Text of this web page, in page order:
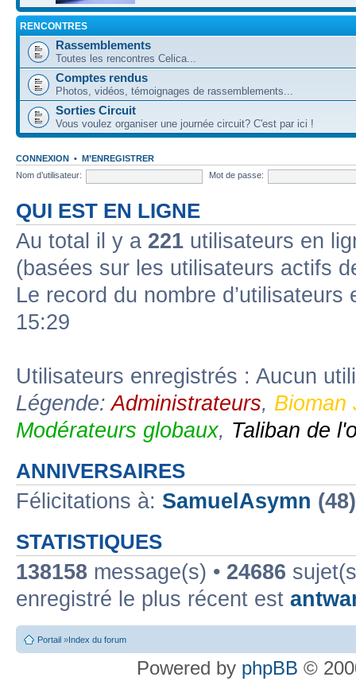
RENCONTRES
Rassemblements
Toutes les rencontres Celica...
Comptes rendus
Photos, vidéos, témoignages de rassemblements...
Sorties Circuit
Vous voulez organiser une journée circuit? C'est par ici !
CONNEXION • M’ENREGISTRER
Nom d’utilisateur:
Mot de passe:
QUI EST EN LIGNE
Au total il y a 221 utilisateurs en
(basées sur les utilisateurs actifs
Le record du nombre
15:29
Utilisateurs enregistrés : Aucun
Légende:Administrateurs, Bioman
Modérateurs globaux, Taliban de
ANNIVERSAIRES
Félicitations à: SamuelAsymn
STATISTIQUES
138158 message(s) • 24686
enregistré le plus récent est
Portail »Index du forum
Powered by phpBB ©